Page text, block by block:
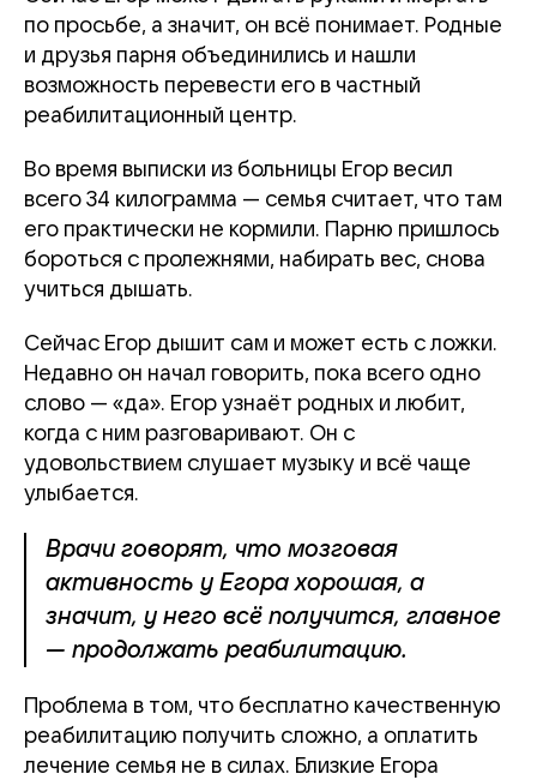
по просьбе, а значит, он всё понимает. Родные
и друзья парня объединились и нашли
возможность перевести его в частный
реабилитационный центр.
Во время выписки из больницы Егор весил
всего 34 килограмма — семья считает, что там
его практически не кормили. Парню пришлось
бороться с пролежнями, набирать вес, снова
учиться дышать.
Сейчас Егор дышит сам и может есть с ложки.
Недавно он начал говорить, пока всего одно
слово — «да». Егор узнаёт родных и любит,
когда с ним разговаривают. Он с
удовольствием слушает музыку и всё чаще
улыбается.
Врачи говорят, что мозговая
активность у Егора хорошая, а
значит, у него всё получится, главное
— продолжать реабилитацию.
Проблема в том, что бесплатно качественную
реабилитацию получить сложно, а оплатить
лечение семья не в силах. Близкие Егора